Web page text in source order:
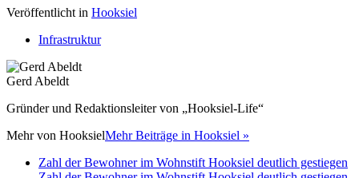
Veröffentlicht in Hooksiel
Infrastruktur
Gerd Abeldt
Gründer und Redaktionsleiter von „Hooksiel-Life“
Mehr von HooksielMehr Beiträge in Hooksiel »
Zahl der Bewohner im Wohnstift Hooksiel deutlich gestiegen